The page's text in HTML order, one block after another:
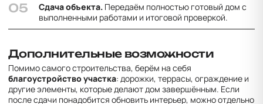
Сдача объекта. Передаём полностью готовый дом с
выполненными работами и итоговой проверкой.
Дополнительные возможности
Помимо самого строительства, берём на себя
благоустройство участка: дорожки, террасы, ограждение и
другие элементы, которые делают дом завершённым. Если
после сдачи понадобится обновить интерьер, можно отдельно